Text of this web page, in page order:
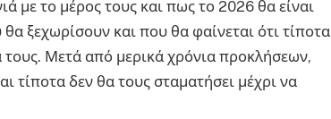
με το μέρος τους και πως το 2026 θα είναι
ξεχωρίσουν και που θα φαίνεται ότι τίποτα
τους. Μετά από μερικά χρόνια προκλήσεων,
τίποτα δεν θα τους σταματήσει μέχρι να